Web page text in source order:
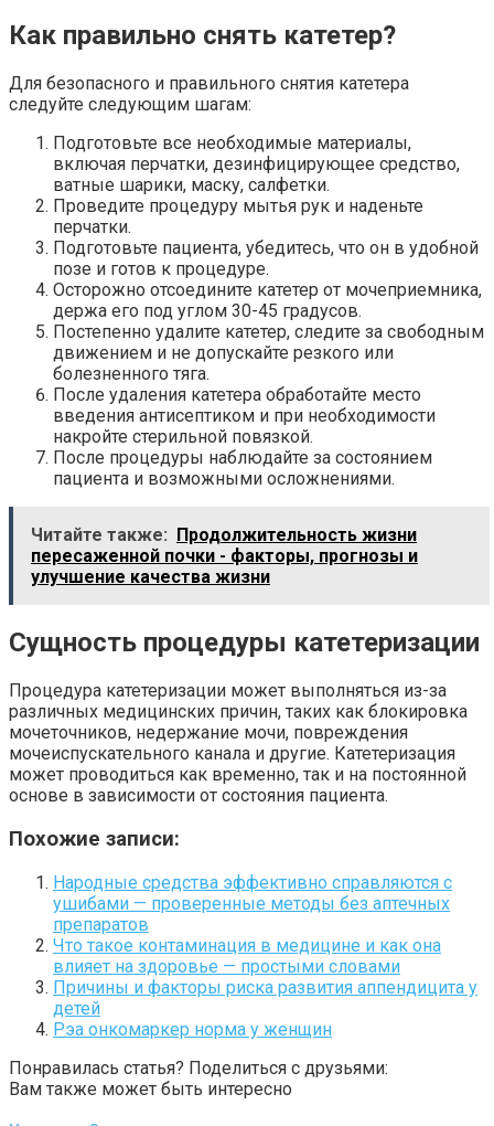
Как правильно снять катетер?
Для безопасного и правильного снятия катетера
следуйте следующим шагам:
Подготовьте все необходимые материалы,
включая перчатки, дезинфицирующее средство,
ватные шарики, маску, салфетки.
Проведите процедуру мытья рук и наденьте
перчатки.
Подготовьте пациента, убедитесь, что он в удобной
позе и готов к процедуре.
Осторожно отсоедините катетер от мочеприемника,
держа его под углом 30-45 градусов.
Постепенно удалите катетер, следите за свободным
движением и не допускайте резкого или
болезненного тяга.
После удаления катетера обработайте место
введения антисептиком и при необходимости
накройте стерильной повязкой.
После процедуры наблюдайте за состоянием
пациента и возможными осложнениями.
Читайте также:
Продолжительность жизни
пересаженной почки - факторы, прогнозы и
улучшение качества жизни
Сущность процедуры катетеризации
Процедура катетеризации может выполняться из-за
различных медицинских причин, таких как блокировка
мочеточников, недержание мочи, повреждения
мочеиспускательного канала и другие. Катетеризация
может проводиться как временно, так и на постоянной
основе в зависимости от состояния пациента.
Похожие записи:
Народные средства эффективно справляются с
ушибами — проверенные методы без аптечных
препаратов
Что такое контаминация в медицине и как она
влияет на здоровье — простыми словами
Причины и факторы риска развития аппендицита у
детей
Рэа онкомаркер норма у женщин
Понравилась статья? Поделиться с друзьями:
Вам также может быть интересно